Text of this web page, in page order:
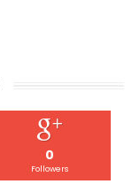
0
Followers